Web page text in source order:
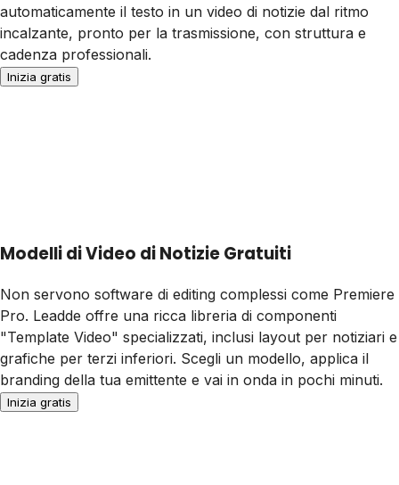
automaticamente il testo in un video di notizie dal ritmo
incalzante, pronto per la trasmissione, con struttura e
cadenza professionali.
Inizia gratis
Modelli di Video di Notizie Gratuiti
Non servono software di editing complessi come Premiere
Pro. Leadde offre una ricca libreria di componenti
"Template Video" specializzati, inclusi layout per notiziari e
grafiche per terzi inferiori. Scegli un modello, applica il
branding della tua emittente e vai in onda in pochi minuti.
Inizia gratis